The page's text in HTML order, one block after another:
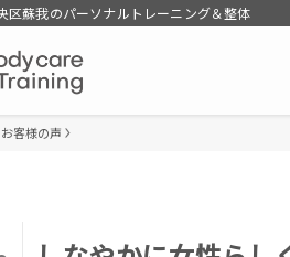
区蘇我のパーソナルトレーニング＆整体
お客様の声